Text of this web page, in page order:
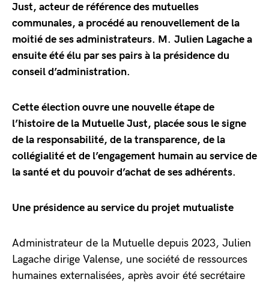
Just, acteur de référence des mutuelles
communales, a procédé au renouvellement de la
moitié de ses administrateurs. M. Julien Lagache a
ensuite été élu par ses pairs à la présidence du
conseil d’administration.
Cette élection ouvre une nouvelle étape de
l’histoire de la Mutuelle Just, placée sous le signe
de la responsabilité, de la transparence, de la
collégialité et de l’engagement humain au service de
la santé et du pouvoir d’achat de ses adhérents.
Une présidence au service du projet mutualiste
Administrateur de la Mutuelle depuis 2023, Julien
Lagache dirige Valense, une société de ressources
humaines externalisées, après avoir été secrétaire